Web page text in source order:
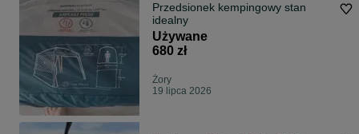
Przedsionek kempingowy stan
idealny
Używane
680 zł
Żory
19 lipca 2026